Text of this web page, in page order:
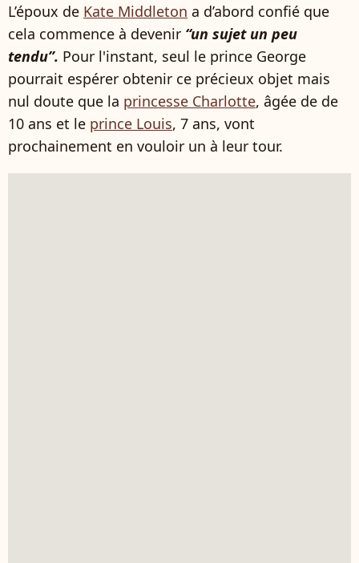
L’époux de Kate Middleton a d’abord confié que
cela commence à devenir “un sujet un peu
tendu”. Pour l'instant, seul le prince George
pourrait espérer obtenir ce précieux objet mais
nul doute que la princesse Charlotte, âgée de de
10 ans et le prince Louis, 7 ans, vont
prochainement en vouloir un à leur tour.